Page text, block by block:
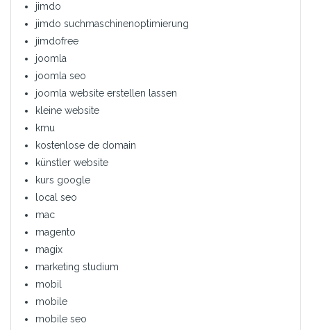
jimdo
jimdo suchmaschinenoptimierung
jimdofree
joomla
joomla seo
joomla website erstellen lassen
kleine website
kmu
kostenlose de domain
künstler website
kurs google
local seo
mac
magento
magix
marketing studium
mobil
mobile
mobile seo